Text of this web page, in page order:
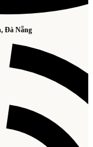
Đà Nẵng